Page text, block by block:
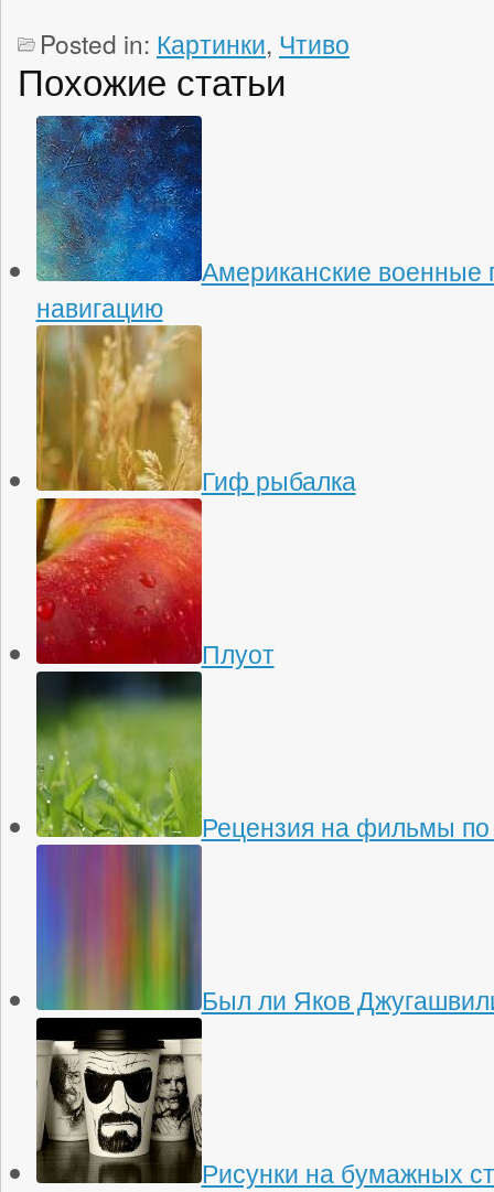
Posted in: Картинки, Чтиво
Похожие статьи
Американские военные
навигацию
Гиф рыбалка
Плуот
Рецензия на фильмы по
Был ли Яков
Рисунки на бумажных